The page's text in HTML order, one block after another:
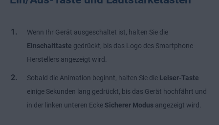
Wenn Ihr Gerät ausgeschaltet ist, halten Sie die
Einschalttaste gedrückt, bis das Logo des Smartphone-
Herstellers angezeigt wird.
Sobald die Animation beginnt, halten Sie die Leiser-Taste
einige Sekunden lang gedrückt, bis das Gerät hochfährt und
in der linken unteren Ecke Sicherer Modus angezeigt wird.